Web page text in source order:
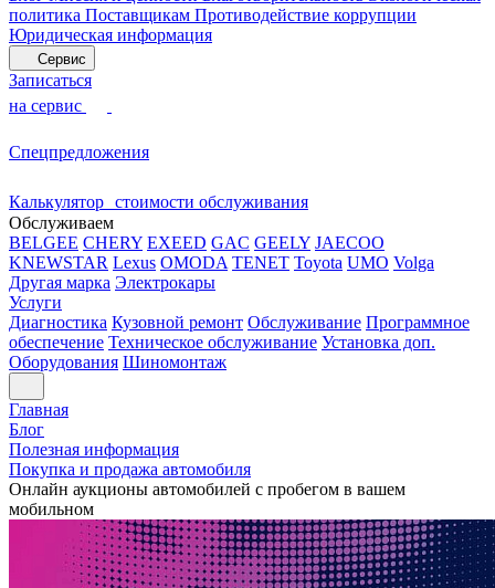
политика Поставщикам Противодействие коррупции
Юридическая информация
Сервис
Записаться
на сервис
Спецпредложения
Калькулятор стоимости обслуживания
Обслуживаем
BELGEE CHERY EXEED GAC GEELY JAECOO
KNEWSTAR Lexus OMODA TENET Toyota UMO Volga
Другая марка Электрокары
Услуги
Диагностика Кузовной ремонт Обслуживание Программное
обеспечение Техническое обслуживание Установка доп.
Оборудования Шиномонтаж
Главная
Блог
Полезная информация
Покупка и продажа автомобиля
Онлайн аукционы автомобилей с пробегом в вашем
мобильном